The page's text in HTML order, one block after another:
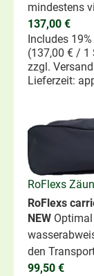
mindestens
137,00 €
Includes
(137,00 € / 1
zzgl. Versand
Lieferzeit:
RoFlexs
RoFlexs
NEW
den
99,50 €